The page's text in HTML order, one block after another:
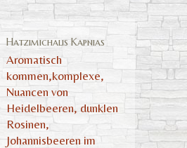
Hatzimichalis Kapnias
Aromatisch
kommen,komplexe,
Nuancen von
Heidelbeeren, dunklen
Rosinen,
Johannisbeeren im